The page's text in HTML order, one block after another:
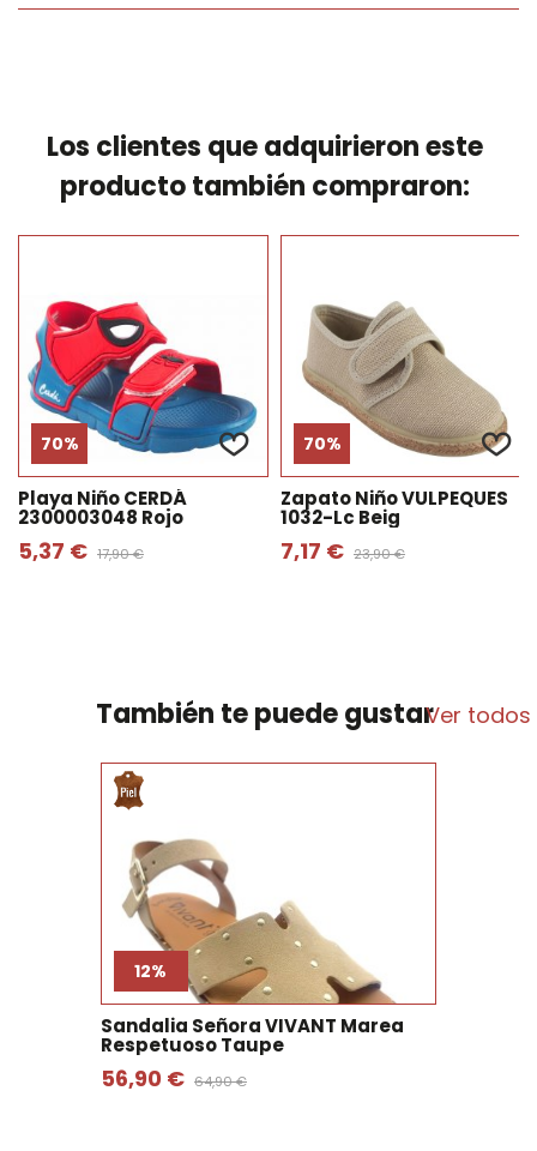
Los clientes que adquirieron este
producto también compraron:
70%
Playa Niño CERDÁ
2300003048 Rojo
5,37 € 17,90 €
70%
Zapato Niño VULPEQUES
1032-Lc Beig
7,17 € 23,90 €
También te puede gustarVer todos
12%
Sandalia Señora VIVANT Marea
Respetuoso Taupe
56,90 € 64,90 €